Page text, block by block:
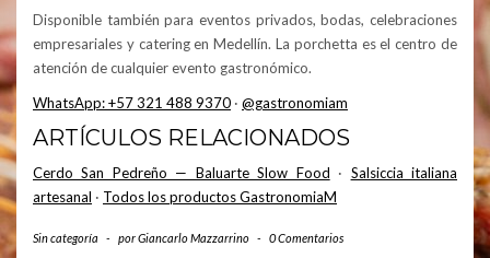
Disponible también para eventos privados, bodas, celebraciones
empresariales y catering en Medellín. La porchetta es el centro de
atención de cualquier evento gastronómico.
WhatsApp: +57 321 488 9370 · @gastronomiam
ARTÍCULOS RELACIONADOS
Cerdo San Pedreño — Baluarte Slow Food · Salsiccia italiana
artesanal · Todos los productos GastronomiaM
Sin categoría - porGiancarlo Mazzarrino - 0 Comentarios